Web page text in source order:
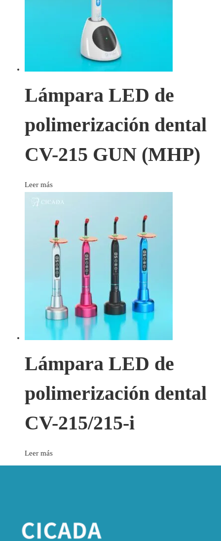
Lámpara LED de
polimerización dental
CV-215 GUN (MHP)
Leer más
Lámpara LED de
polimerización dental
CV-215/215-i
Leer más